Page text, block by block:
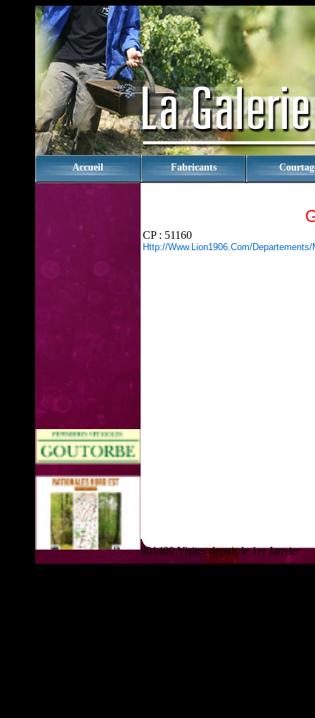
Accueil Fabricants
CP : 51160
Http://www.lion1906.com/
801400 Visites depuis le 1er Janvier